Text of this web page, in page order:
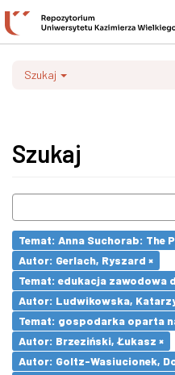
Szukaj
Szukaj
Temat: Anna Suchorab:
Autor: Gerlach, Ryszard ×
Temat: edukacja zawodowa
Autor: Ludwikowska,
Temat: gospodarka oparta
Autor: Brzeziński, Łukasz ×
Autor: Goltz-Wasiucionek,